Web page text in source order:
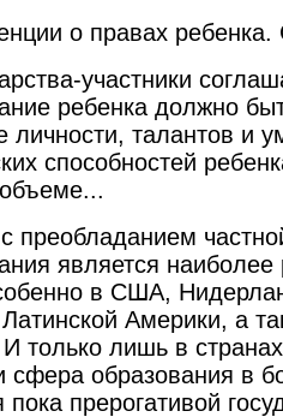
о правах ребенка.
участники
ребенка должно
личности, талантов и
способностей
преобладанием
является наиболее
в США,
Америки, а
только лишь в
сфера образования в
пока прерогативой